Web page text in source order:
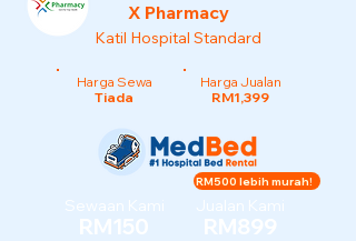
X Pharmacy
Katil Hospital Standard
Harga Sewa
Tiada
Harga Jualan
RM1,399
Sewaan Kami
RM150
Jualan Kami
RM899
RM500 lebih murah!